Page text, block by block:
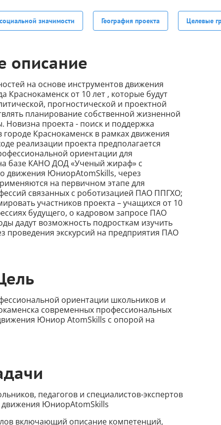
значимости География проекта Целевые
описание
на основе инструментов движения
от 10 лет , которые будут
прогностической и проектной
планирование собственной жизненной
Новизна проекта - поиск и поддержка
Краснокаменск в рамках движения
реализации проекта предполагается
ориентации для
базе КАНО ДОД «Ученый жираф» с
движения ЮниорAtomSkills, через
на первичном этапе для
связанных с роботизацией ПАО ППГХО;
участников проекта – учащихся от 10
будущего, о кадровом запросе ПАО
дадут возможность подросткам изучить
проведения экскурсий на предприятия ПАО
ориентации школьников и
современных профессиональных
Юниор AtomSkills с опорой на
педагогов и специалистов-экспертов
ЮниорAtomSkills
включающий описание компетенций,